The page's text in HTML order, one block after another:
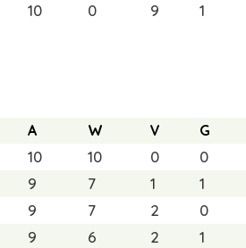
10 0 9 1
A W V G
10 10 0 0
9 7 1 1
9 7 2 0
9 6 2 1